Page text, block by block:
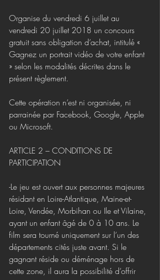
Organise du vendredi 6 juillet au
vendredi 20 juillet 2018 un concours
gratuit sans obligation d’achat, intitulé «
Gagnez un portrait vidéo de votre enfant
» selon les modalités décrites dans le
présent règlement.
Cette opération n’est ni organisée, ni
parrainée par Facebook, Google, Apple
ou Microsoft.
ARTICLE 2 – CONDITIONS DE
PARTICIPATION
-Le jeu est ouvert aux personnes majeures
résidant en Loire-Atlantique, Maine-et-
Loire, Vendée, Morbihan ou Ile et Vilaine,
ayant un enfant âgé de 0 à 10 ans. Le
film sera tourné uniquement sur l’un des
départements cités juste avant. Si le
gagnant réside ou déménage hors de
cette zone, il aura la possibilité d’offrir